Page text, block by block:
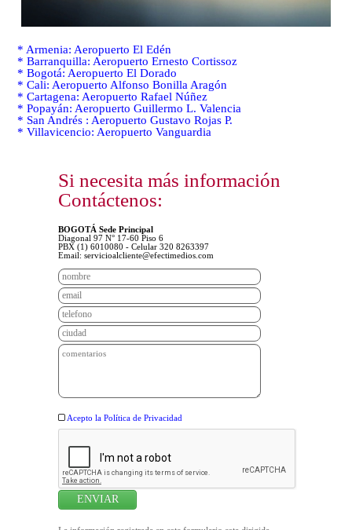
* Armenia: Aeropuerto El Edén
* Barranquilla: Aeropuerto Ernesto Cortissoz
* Bogotá: Aeropuerto El Dorado
* Cali: Aeropuerto Alfonso Bonilla Aragón
* Cartagena: Aeropuerto Rafael Núñez
* Popayán: Aeropuerto Guillermo L. Valencia
* San Andrés : Aeropuerto Gustavo Rojas P.
* Villavicencio: Aeropuerto Vanguardia
Si necesita más información
Contáctenos:
BOGOTÁ Sede Principal
Diagonal 97 N° 17-60 Piso 6
PBX (1) 6010080 - Celular 320 8263397
Email: servicioalcliente@efectimedios.com
Acepto la Política de Privacidad